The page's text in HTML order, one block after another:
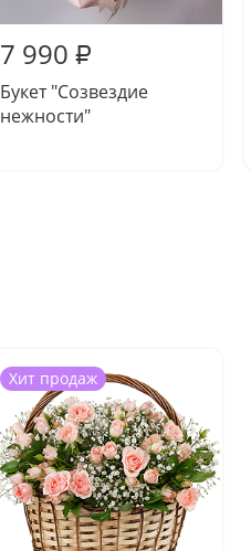
7 990 ₽
Букет "Созвездие
нежности"
Хит продаж